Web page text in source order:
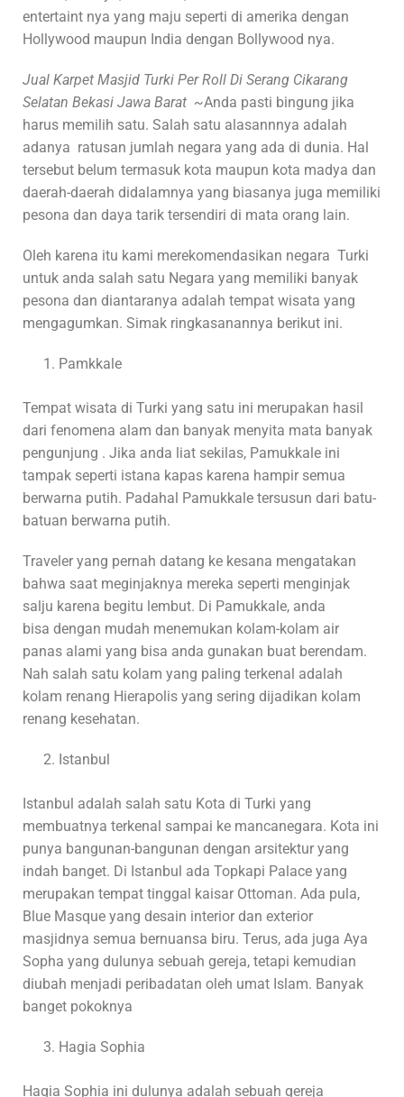
entertaint nya yang maju seperti di amerika dengan
Hollywood maupun India dengan Bollywood nya.
Jual Karpet Masjid Turki Per Roll Di Serang Cikarang
Selatan Bekasi Jawa Barat ~Anda pasti bingung jika
harus memilih satu. Salah satu alasannnya adalah
adanya ratusan jumlah negara yang ada di dunia. Hal
tersebut belum termasuk kota maupun kota madya dan
daerah-daerah didalamnya yang biasanya juga memiliki
pesona dan daya tarik tersendiri di mata orang lain.
Oleh karena itu kami merekomendasikan negara Turki
untuk anda salah satu Negara yang memiliki banyak
pesona dan diantaranya adalah tempat wisata yang
mengagumkan. Simak ringkasanannya berikut ini.
Pamkkale
Tempat wisata di Turki yang satu ini merupakan hasil
dari fenomena alam dan banyak menyita mata banyak
pengunjung . Jika anda liat sekilas, Pamukkale ini
tampak seperti istana kapas karena hampir semua
berwarna putih. Padahal Pamukkale tersusun dari batu-
batuan berwarna putih.
Traveler yang pernah datang ke kesana mengatakan
bahwa saat meginjaknya mereka seperti menginjak
salju karena begitu lembut. Di Pamukkale, anda
bisa dengan mudah menemukan kolam-kolam air
panas alami yang bisa anda gunakan buat berendam.
Nah salah satu kolam yang paling terkenal adalah
kolam renang Hierapolis yang sering dijadikan kolam
renang kesehatan.
Istanbul
Istanbul adalah salah satu Kota di Turki yang
membuatnya terkenal sampai ke mancanegara. Kota ini
punya bangunan-bangunan dengan arsitektur yang
indah banget. Di Istanbul ada Topkapi Palace yang
merupakan tempat tinggal kaisar Ottoman. Ada pula,
Blue Masque yang desain interior dan exterior
masjidnya semua bernuansa biru. Terus, ada juga Aya
Sopha yang dulunya sebuah gereja, tetapi kemudian
diubah menjadi peribadatan oleh umat Islam. Banyak
banget pokoknya
Hagia Sophia
Hagia Sophia ini dulunya adalah sebuah gereja